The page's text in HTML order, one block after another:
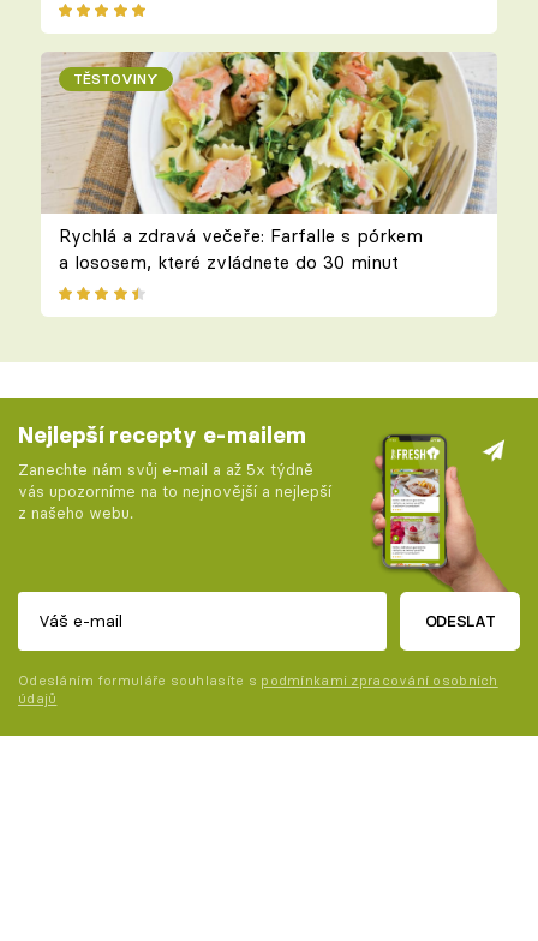
TĚSTOVINY
Rychlá a zdravá večeře: Farfalle s pórkem
a lososem, které zvládnete do 30 minut
Nejlepší recepty e-mailem
Zanechte nám svůj e-mail a až 5x týdně
vás upozorníme na to nejnovější a nejlepší
z našeho webu.
ODESLAT
Odesláním formuláře souhlasíte s podmínkami zpracování osobních
údajů